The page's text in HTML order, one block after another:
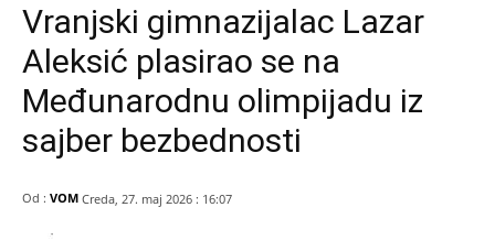
Vranjski gimnazijalac Lazar
Aleksić plasirao se na
Međunarodnu olimpijadu iz
sajber bezbednosti
Od : VOM Creda, 27. maj 2026 : 16:07